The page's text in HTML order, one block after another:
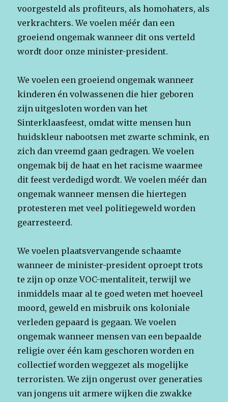
voorgesteld als profiteurs, als homohaters, als
verkrachters. We voelen méér dan een
groeiend ongemak wanneer dit ons verteld
wordt door onze minister-president.
We voelen een groeiend ongemak wanneer
kinderen én volwassenen die hier geboren
zijn uitgesloten worden van het
Sinterklaasfeest, omdat witte mensen hun
huidskleur nabootsen met zwarte schmink, en
zich dan vreemd gaan gedragen. We voelen
ongemak bij de haat en het racisme waarmee
dit feest verdedigd wordt. We voelen méér dan
ongemak wanneer mensen die hiertegen
protesteren met veel politiegeweld worden
gearresteerd.
We voelen plaatsvervangende schaamte
wanneer de minister-president oproept trots
te zijn op onze VOC-mentaliteit, terwijl we
inmiddels maar al te goed weten met hoeveel
moord, geweld en misbruik ons koloniale
verleden gepaard is gegaan. We voelen
ongemak wanneer mensen van een bepaalde
religie over één kam geschoren worden en
collectief worden weggezet als mogelijke
terroristen. We zijn ongerust over generaties
van jongens uit armere wijken die zwakke